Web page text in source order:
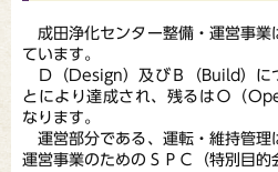
成田浄化センター整備・運営事業
ています。
Ｄ（Design）及びＢ（Build）に
とにより達成され、残るはＯ（
なります。
運営部分である、運転・維持管理
運営事業のためのＳＰＣ（特別目的